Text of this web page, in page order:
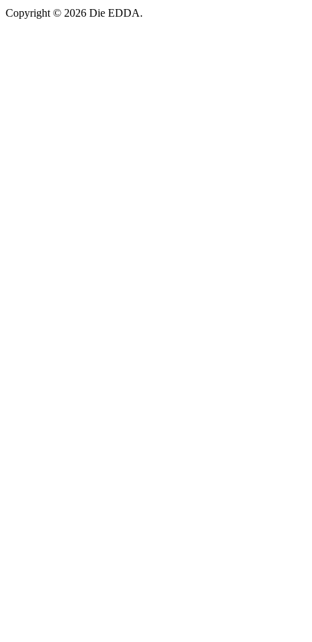
Copyright © 2026 Die EDDA.